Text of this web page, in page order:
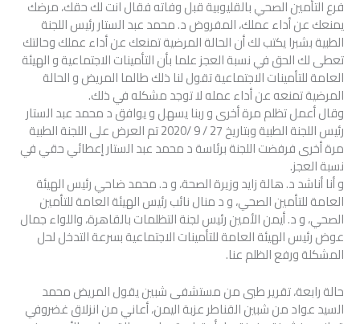
فرع التأمين الصحي بالقليوبية قبل وفاته فقال انت لك حقك، مرضك
يمنعك عن أداء عملك، المفروض د. محمد عبد الستار رئيس اللجنة
الطبية بشبرا يكتب لك أن الحالة المرضية تمنعك عن أداء عملك وحالتك
تعطى لك الحق في نسبة العجز علما بأن التأمينات الاجتماعية و الهيئة
العامة للتأمينات الاجتماعية تقول لنا ذلك طالما المريض و الحالة
المرضية تمنعه عن أداء عمله لا توجد مشكله في ذلك.
وقال أعمل تظلم مرة أخرى و ربنا يسهل و يوافق د محمد عبد الستار
رئيس اللجنة الطبية وبتاريخ 27 / 9 /2020 تم العرض على اللجنة الطبية
مرة أخرى فرفضت اللجنة برئاسة د محمد عبد الستار إعطائي حقي في
نسبة العجز.
و أنا أناشد د. هالة زايد وزيرة الصحة، و د. محمد ضاحي رئيس الهيئة
العامة للتأمين الصحي، و د منال نائب رئيس الهيئة العامة للتأمين
الصحي، و د. أيمن الأمين رئيس لجنة التظلمات بالقاهرة، واللواء جمال
عوض رئيس الهيئة العامة للتأمينات الاجتماعية بسرعة التدخل لحل
المشكلة ورفع الظلم عنا.
حالة رابعة، تقرير طبى من مستشفى شبين يقول المريض محمد
السيد عواد من شبين القناطر عزبة اليمن، أعاني من انزلاق غضروفي